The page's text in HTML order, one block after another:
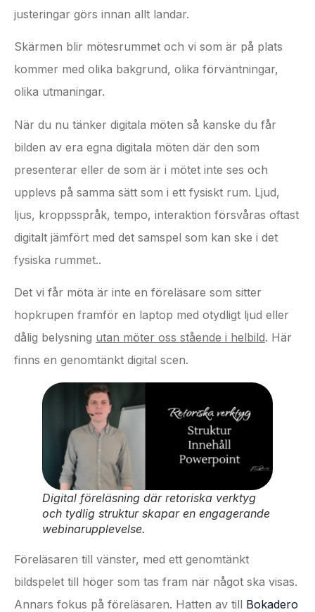
justeringar görs innan allt landar.
Skärmen blir mötesrummet och vi som är på plats
kommer med olika bakgrund, olika förväntningar,
olika utmaningar.
När du nu tänker digitala möten så kanske du får
bilden av era egna digitala möten där den som
presenterar eller de som är i mötet inte ses och
upplevs på samma sätt som i ett fysiskt rum. Ljud,
ljus, kroppsspråk, tempo, interaktion försvåras oftast
digitalt jämfört med det samspel som kan ske i det
fysiska rummet..
Det vi får möta är inte en föreläsare som sitter
hopkrupen framför en laptop med otydligt ljud eller
dålig belysning utan möter oss stående i helbild. Här
finns en genomtänkt digital scen.
Digital föreläsning där retoriska verktyg
och tydlig struktur skapar en engagerande
webinarupplevelse.
Föreläsaren till vänster, med ett genomtänkt
bildspelet till höger som tas fram när något ska visas.
Annars fokus på föreläsaren. Hatten av till Bokadero